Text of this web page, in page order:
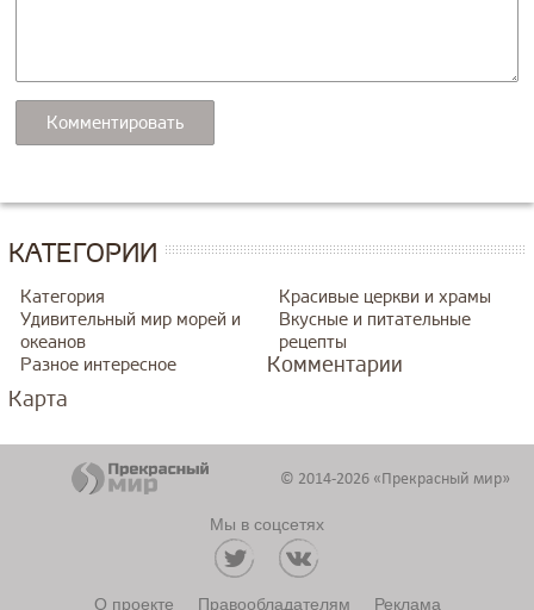
КАТЕГОРИИ
Категория
Красивые церкви и храмы
Удивительный мир морей и
океанов
Вкусные и питательные
рецепты
Разное интересное
Комментарии
Карта
© 2014-2026 «Прекрасный мир»
Мы в соцсетях
О проекте Правообладателям Реклама